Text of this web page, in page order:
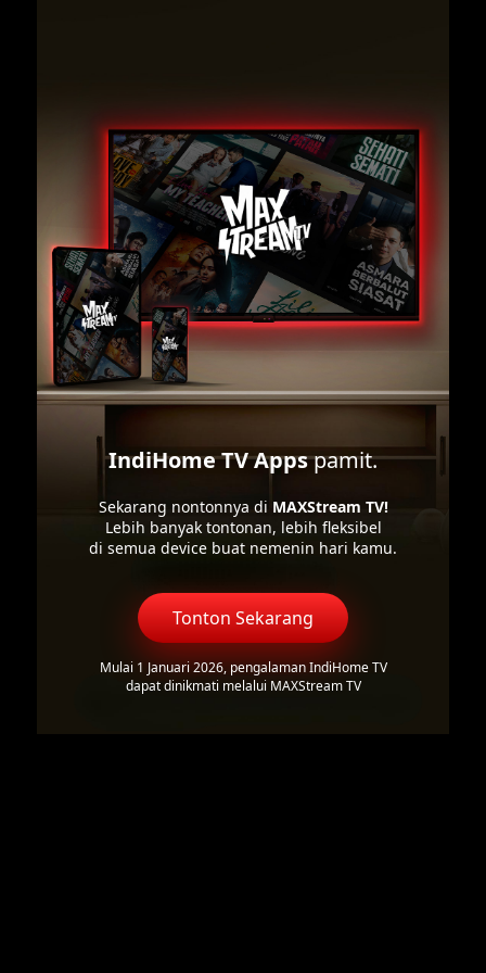
IndiHome TV Appspamit.
Sekarang nontonnya di MAXStream TV!
Lebih banyak tontonan, lebih fleksibel
di semua device buat nemenin hari kamu.
Tonton Sekarang
Mulai 1 Januari 2026, pengalaman IndiHome TV
dapat dinikmati melalui MAXStream TV